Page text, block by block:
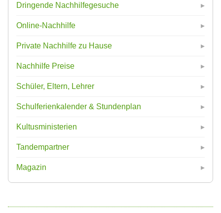
Dringende Nachhilfegesuche
Online-Nachhilfe
Private Nachhilfe zu Hause
Nachhilfe Preise
Schüler, Eltern, Lehrer
Schulferienkalender & Stundenplan
Kultusministerien
Tandempartner
Magazin